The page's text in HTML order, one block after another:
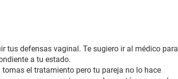
tus defensas vaginal. Te sugiero ir al médico para
a tu estado.
el tratamiento pero tu pareja no lo hace